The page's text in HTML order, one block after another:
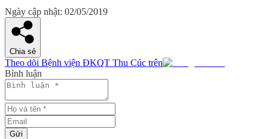
Ngày cập nhật: 02/05/2019
Chia sẻ
Theo dõi Bệnh viện ĐKQT Thu Cúc trên
Bình luận
Gửi